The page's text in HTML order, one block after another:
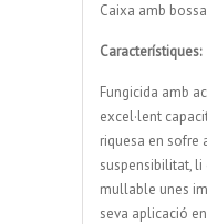
Caixa amb
Característiques:
Fungicida amb
excel·lent
riquesa en sofre
suspensibilitat, li
mullable unes
seva aplicació